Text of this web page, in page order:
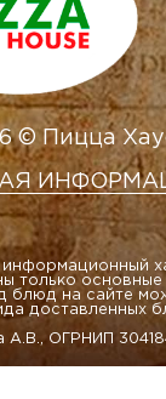
© Пицца
только основные
блюд на сайте
доставленных
А.В., ОГРНИП